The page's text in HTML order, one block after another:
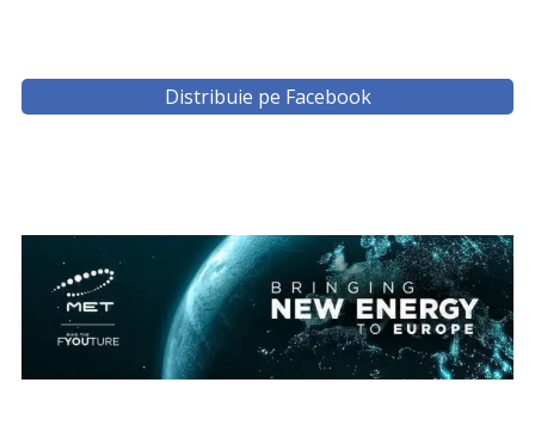
Distribuie pe Facebook